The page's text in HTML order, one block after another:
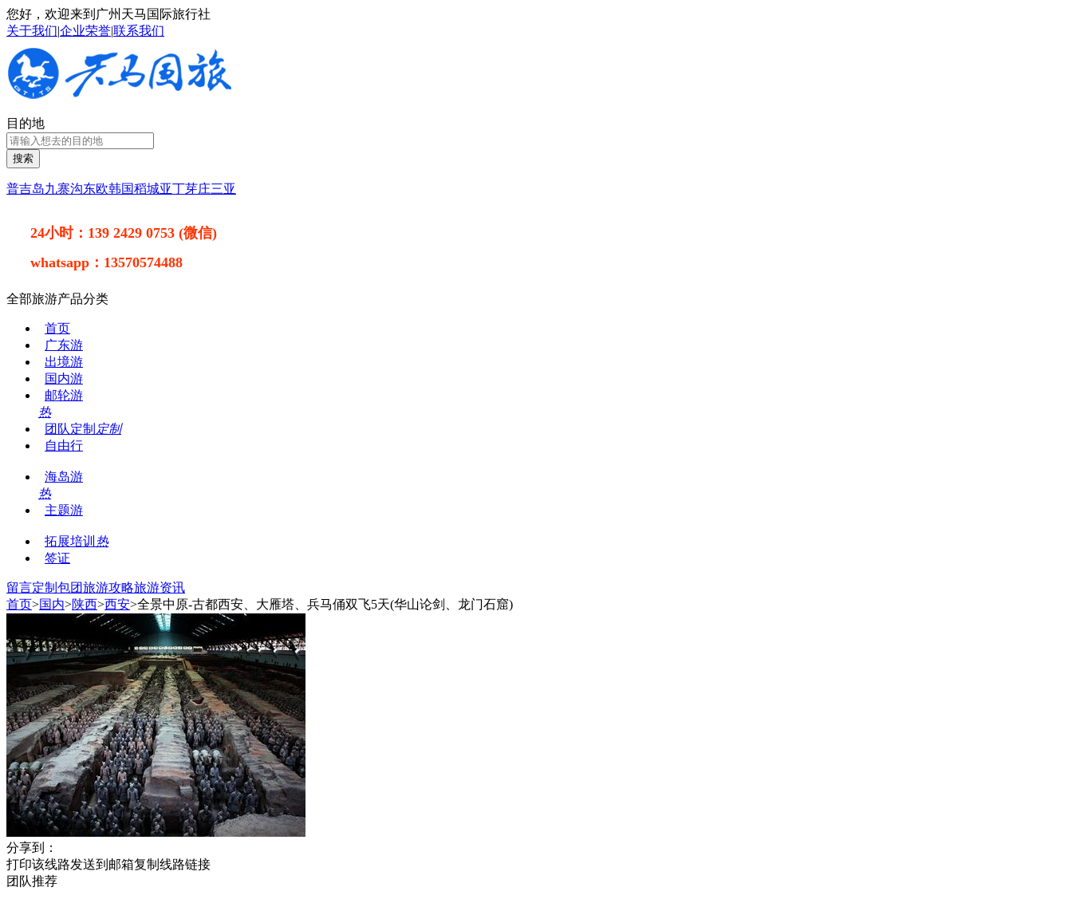
您好，欢迎来到广州天马国际旅行社
关于我们|企业荣誉|联系我们
目的地
搜索
普吉岛九寨沟东欧韩国稻城亚丁芽庄三亚
24小时： 139 2429 0753 (微信)
whatsapp： 13570574488
全部旅游产品分类
首页
广东游
出境游
国内游
邮轮游
热
团队定制 定制
自由行
海岛游
热
主题游
拓展培训 热
签证
留言定制包团旅游攻略旅游资讯
首页>国内>陕西>西安>全景中原-古都西安、大雁塔、兵马俑双飞5天(华山论剑、龙门石窟)
分享到：
打印该线路发送到邮箱复制线路链接
团队推荐